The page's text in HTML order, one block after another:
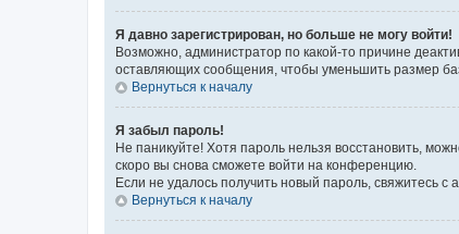
Я давно зарегистрирован, но больше не могу войти!
Возможно, администратор по какой-то причине
оставляющих сообщения, чтобы уменьшить размер
Вернуться к началу
Я забыл пароль!
Не паникуйте! Хотя пароль нельзя восстановить,
скоро вы снова сможете войти на конференцию.
Если не удалось получить новый пароль, свяжитесь с
Вернуться к началу